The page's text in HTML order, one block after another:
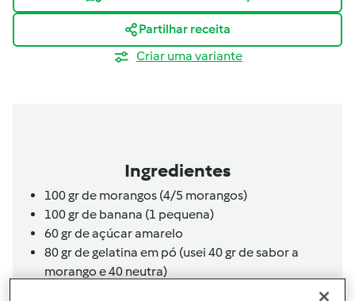
Partilhar receita
Criar uma variante
Ingredientes
100 gr de morangos (4/5 morangos)
100 gr de banana (1 pequena)
60 gr de açúcar amarelo
80 gr de gelatina em pó (usei 40 gr de sabor a
morango e 40 neutra)